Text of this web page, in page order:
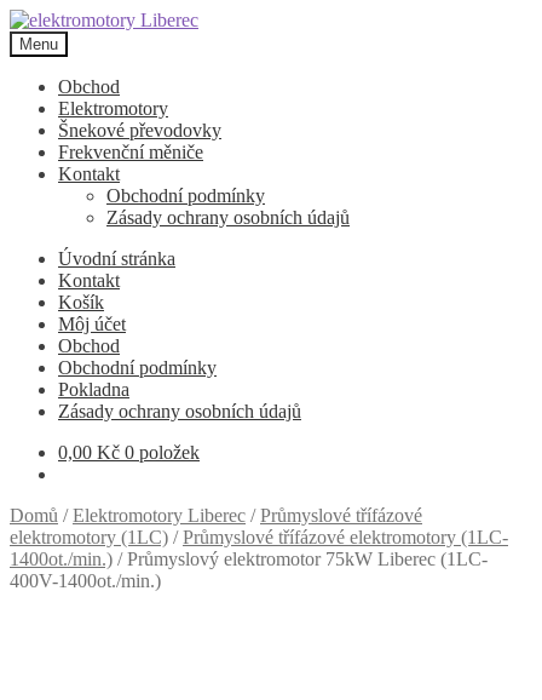
Přeskočit
na
navigaci
Přejít
k
obsahu
webu
Menu
Obchod
Elektromotory
Šnekové převodovky
Frekvenční měniče
Kontakt
Obchodní podmínky
Zásady ochrany osobních údajů
Úvodní stránka
Kontakt
Košík
Môj účet
Obchod
Obchodní podmínky
Pokladna
Zásady ochrany osobních údajů
0,00 Kč 0 položek
Domů /Elektromotory Liberec /Průmyslové třífázové
elektromotory (1LC) /Průmyslové třífázové elektromotory (1LC-
1400ot./min.) /Průmyslový elektromotor 75kW Liberec (1LC-
400V-1400ot./min.)